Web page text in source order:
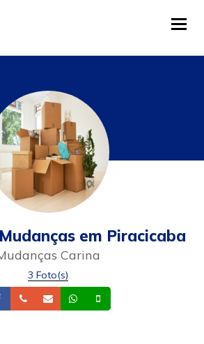
em Piracicaba
Carina
3 Foto(s)
FacebookTelefoneEmail Whatsapp